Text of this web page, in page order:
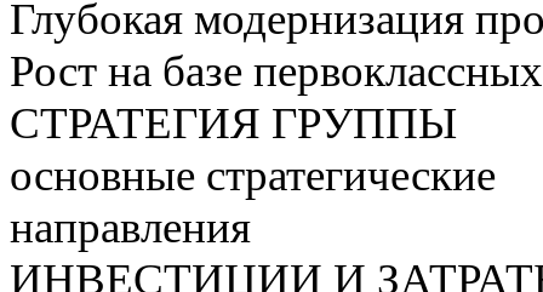
Глубокая модернизация
Рост на базе
СТРАТЕГИЯ ГРУППЫ
основные стратегические
направления
ИНВЕСТИЦИИ И